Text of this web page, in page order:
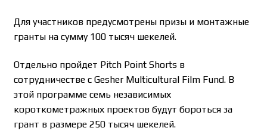
Для участников предусмотрены призы и монтажные
гранты на сумму 100 тысяч шекелей.
Отдельно пройдет Pitch Point Shorts в
сотрудничестве с Gesher Multicultural Film Fund. В
этой программе семь независимых
короткометражных проектов будут бороться за
грант в размере 250 тысяч шекелей.